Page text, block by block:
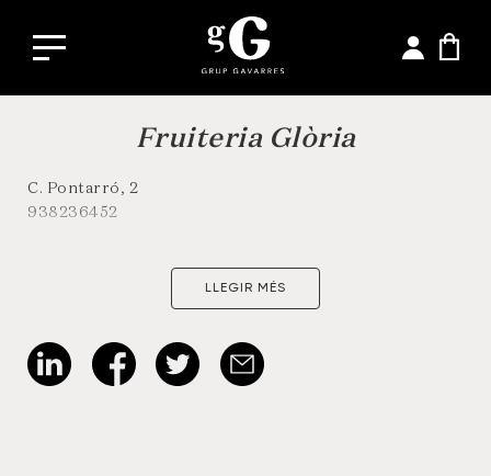
Fruiteria Glòria
C. Pontarró, 2
938236452
LLEGIR MÉS